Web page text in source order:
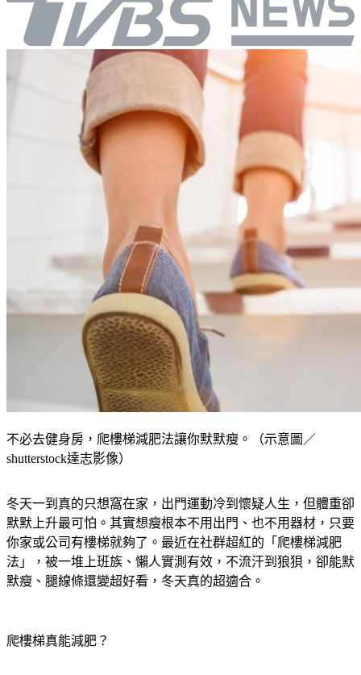
shutterstock達志影像）
默默上升最可怕。其實想瘦根本不用出門、也不用器材，只要
你家或公司有樓梯就夠了。最近在社群超紅的「爬樓梯減肥
法」，被一堆上班族、懶人實測有效，不流汗到狼狽，卻能默
默瘦、腿線條還變超好看，冬天真的超適合。